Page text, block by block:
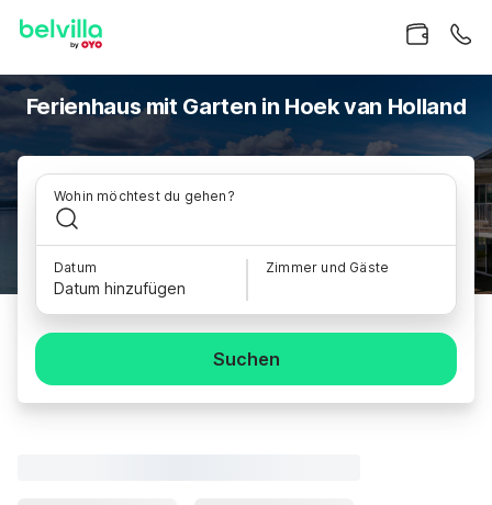
Ferienhaus mit Garten in Hoek van Holland
Wohin möchtest du gehen?
Datum
Datum hinzufügen
Zimmer und Gäste
Suchen